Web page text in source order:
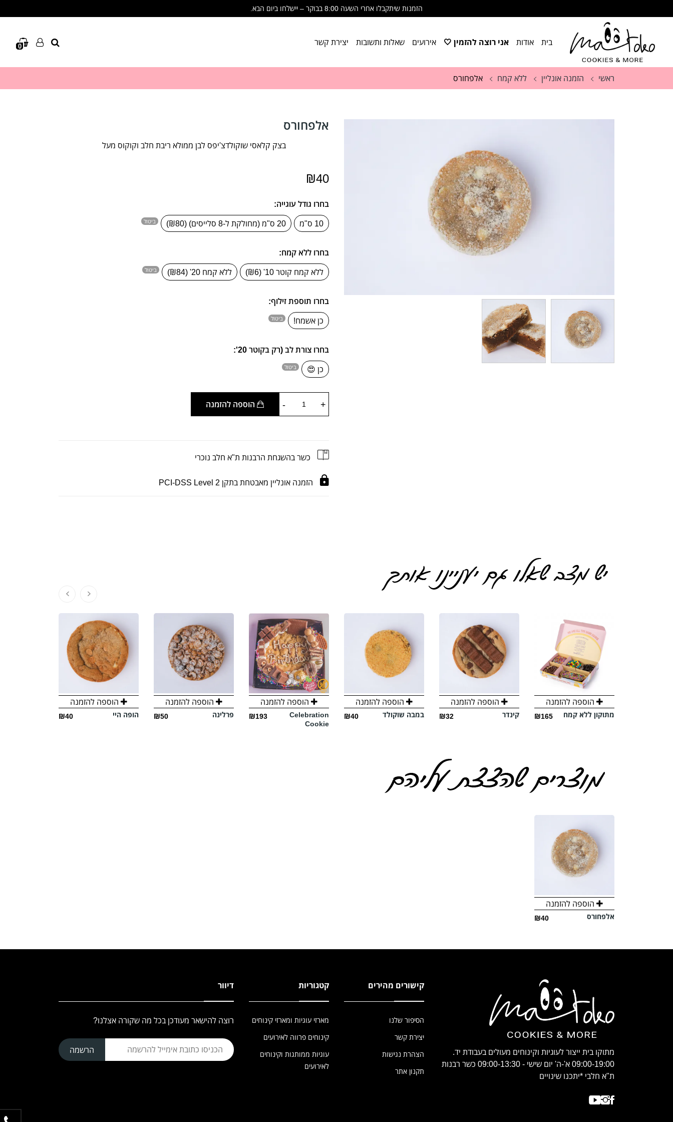
הזמנות שיתקבלו אחרי השעה 8:00 בבוקר – יישלחו ביום הבא.
בית אודות אני רוצה להזמין 🤍 אירועים שאלות ותשובות יצירת קשר 0
ראשי הזמנה אונליין ללא קמח אלפחורס
אלפחורס
בצק קלאסי שוקולדצ'יפס לבן ממולא ריבת חלב וקוקוס מעל
₪40
בחרו גודל עוגייה:
10 ס"מ
20 ס"מ (מחולקת ל-8 סלייסים) (₪80) ביטול
בחרו ללא קמח:
ללא קמח קוטר 10' (₪6)
ללא קמח 20' (₪84) ביטול
בחרו תוספת זילוף:
כן אשמח!
ביטול
בחרו צורת לב (רק בקוטר 20':
כן 😍
ביטול
- +
כשר בהשגחת הרבנות ת"א חלב נוכרי
הזמנה אונליין מאבטחת בתקן PCI-DSS Level 2
הוספה להזמנה
מתוקון ללא קמח ₪165
הוספה להזמנה
קינדר ₪32
הוספה להזמנה
במבה שוקולד ₪40
הוספה להזמנה
Celebration
Cookie
₪193
הוספה להזמנה
פרלינה ₪50
הוספה להזמנה
הופה היי ₪40
הוספה להזמנה
אלפחורס ₪40
מתוקו בית ייצור לעוגיות וקינוחים מעולים בעבודת יד.
09:00-19:00 א'-ה' יום שישי - 09:00-13:30 כשר רבנות
ת"א חלבי *יתכנו שינויים
קישורים מהירים
הסיפור שלנו
יצירת קשר
הצהרת נגישות
תקנון אתר
קטגוריות
מארזי עוגיות ומארזי קינוחים
קינוחים פרווה לאירועים
עוגיות ממותגות וקינוחים
לאירועים
דיוור
רוצה להישאר מעודכן בכל מה שקורה אצלנו?
הרשמה